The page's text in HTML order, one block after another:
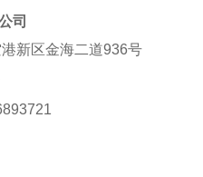
经验，并拥有专业化的服务团
户进行售前、售中、售后服
司
新区金海二道936号